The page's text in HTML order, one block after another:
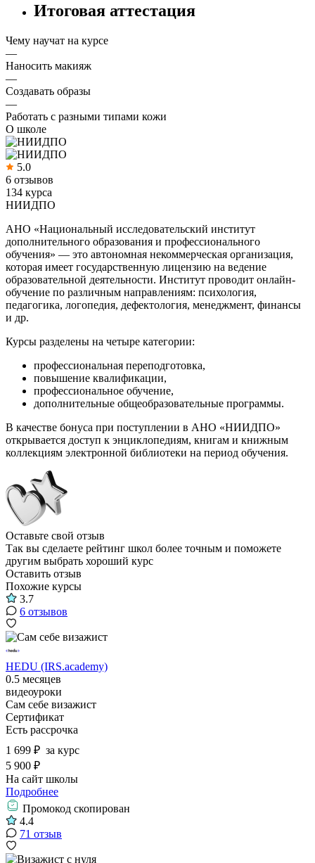
Итоговая аттестация
Чему научат на курсе
—
Наносить макияж
—
Создавать образы
—
Работать с разными типами кожи
О школе
5.0
6 отзывов
134 курса
НИИДПО
АНО «Национальный исследовательский институт
дополнительного образования и профессионального
обучения» — это автономная некоммерческая организация,
которая имеет государственную лицензию на ведение
образовательной деятельности. Институт проводит онлайн-
обучение по различным направлениям: психология,
педагогика, логопедия, дефектология, менеджмент, финансы
и др.
Курсы разделены на четыре категории:
профессиональная переподготовка,
повышение квалификации,
профессиональное обучение,
дополнительные общеобразовательные программы.
В качестве бонуса при поступлении в АНО «НИИДПО»
открывается доступ к энциклопедиям, книгам и книжным
коллекциям электронной библиотеки на период обучения.
Оставьте свой отзыв
Так вы сделаете рейтинг школ более точным и поможете
другим выбрать хороший курс
Оставить отзыв
Похожие курсы
3.7
6 отзывов
HEDU (IRS.academy)
0.5 месяцев
видеоуроки
Сам себе визажист
Сертификат
Есть рассрочка
1 699 ₽ за курс
5 900 ₽
На сайт школы
Подробнее
Промокод скопирован
4.4
71 отзыв